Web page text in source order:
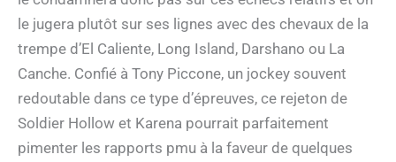
le jugera plutôt sur ses lignes avec des chevaux de la
trempe d’El Caliente, Long Island, Darshano ou La
Canche. Confié à Tony Piccone, un jockey souvent
redoutable dans ce type d’épreuves, ce rejeton de
Soldier Hollow et Karena pourrait parfaitement
pimenter les rapports pmu à la faveur de quelques